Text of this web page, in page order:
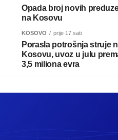
Opada broj novih
na Kosovu
KOSOVO prije 17 sati
Porasla potrošnja struje
Kosovu, uvoz u julu
3,5 miliona evra